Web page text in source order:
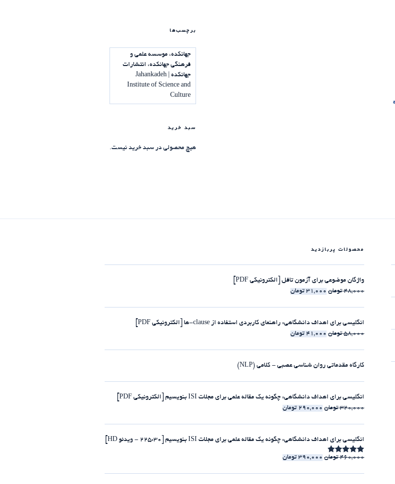
برچسب‌ها
جهانکده، موسسه علمی و
فرهنگی جهانکده، انتشارات
جهانکده | Jahankadeh
Institute of Science and
Culture
سبد خرید
هیچ محصولی در سبد خرید نیست.
محصولات پربازدید
واژگان موضوعی برای آزمون تافل [الکترونیکی PDF]
48,000 تومان 31,000 تومان
انگلیسی برای اهداف دانشگاهی: راهنمای کاربردی استفاده از clause-ها [الکترونیکی PDF]
58,000 تومان 41,000 تومان
کارگاه مقدماتی روان شناسی عصبی - کلامی (NLP)
انگلیسی برای اهداف دانشگاهی: چگونه یک مقاله علمی برای مجلات ISI بنویسیم [الکترونیکی PDF]
320,000 تومان 290,000 تومان
انگلیسی برای اهداف دانشگاهی: چگونه یک مقاله علمی برای مجلات ISI بنویسیم [225:30 - ویدئو HD]
امتیاز4.86
460,000 تومان 390,000 تومان